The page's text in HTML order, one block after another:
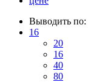
Выводить по:
16
20
16
40
80